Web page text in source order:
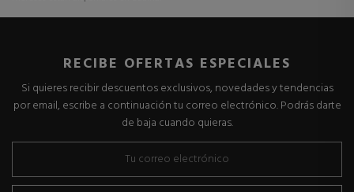
RECIBE OFERTAS ESPECIALES
Si quieres recibir descuentos exclusivos, novedades y tendencias
por email, escribe a continuación tu correo electrónico. Podrás darte
de baja cuando quieras.